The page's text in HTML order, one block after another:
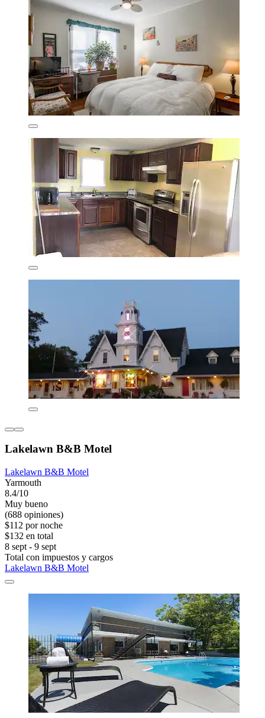
Lakelawn B&B Motel
Lakelawn B&B Motel
Yarmouth
8.4/10
Muy bueno
(688 opiniones)
$112 por noche
$132 en total
8 sept - 9 sept
Total con impuestos y cargos
Lakelawn B&B Motel